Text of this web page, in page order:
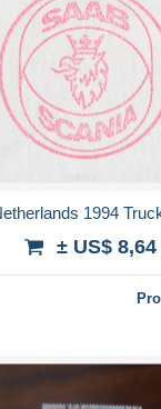
1994
± US$ 8,64